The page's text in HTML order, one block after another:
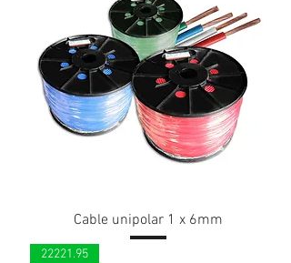
Cable unipolar 1 x 6mm
22221.95